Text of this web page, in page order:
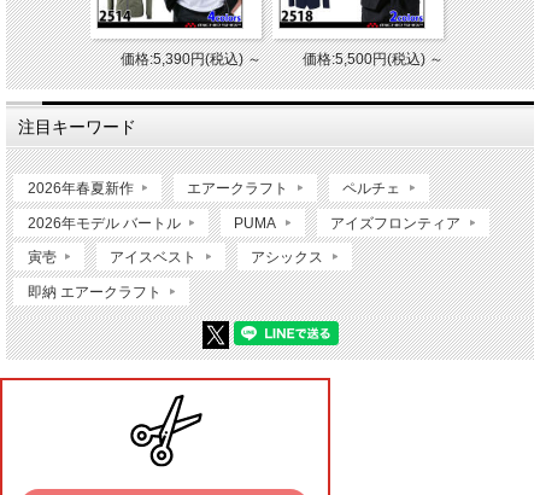
価格:5,390円(税込)～ 価格:5,500円(税込)～
注目キーワード
2026年春夏新作 エアークラフト ペルチェ
2026年モデル バートル PUMA アイズフロンティア
寅壱 アイスベスト アシックス
即納 エアークラフト